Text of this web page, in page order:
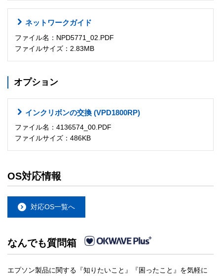
ネットワークガイド
ファイル名：NPD5771_02.PDF
ファイルサイズ：2.83MB
オプション
インクリボンの交換 (VPD1800RP)
ファイル名：4136574_00.PDF
ファイルサイズ：486KB
OS対応情報
対応OS一覧へ
なんでも質問箱
エプソン製品に関する『知りたいこと』『困ったこと』を気軽に